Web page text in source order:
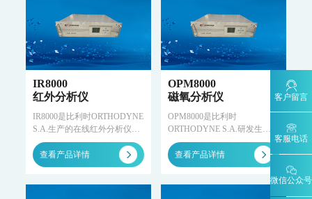
MODEL 2051-数字可信认证终端
MODEL 2052-碳排放计量数据管理终端
KYS-2000-CCER项目碳计量专用智能数据管理系统
碳账户管理平台 CCER碳减排量核算系统
工业过程分析
MODEL 6000系列色谱分析仪
MODEL 6000Ex-防爆工业气相色谱仪 MODEL 6000-色谱分析仪
MODEL 1080系列气体分析仪
MODEL 1080-红外分析仪
MODEL 1080-UV-紫外分析仪
客户留言
客服电话
微信公众号
IR8000
红外分析仪
IR8000是比利时ORTHODYNE
S.A.生产的在线红外分析仪，
配置高精度红外检测器，可用
于测量空气/氩气/氧气/氮气中
的N₂O、CO、CO₂等气体。
查看产品详情
OPM8000
磁氧分析仪
OPM8000是比利时
ORTHODYNE S.A.研发生产
的在线磁氧分析仪，采用顺磁
氧气检测技术，具有可靠的重
复性和精确性，适用于精确控
查看产品详情